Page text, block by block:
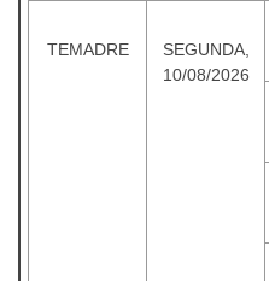
TEMADRE
SEGUNDA,
10/08/2026